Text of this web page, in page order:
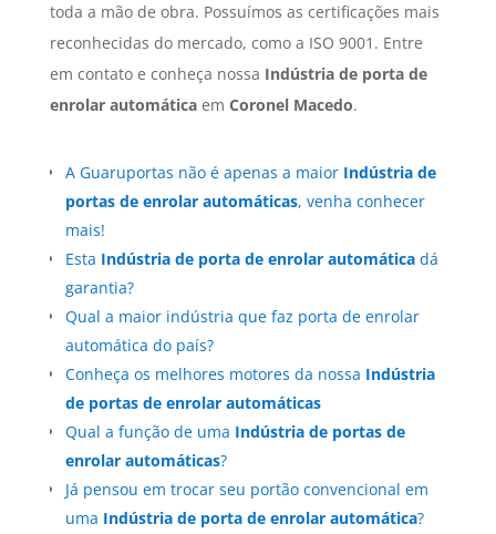
toda a mão de obra. Possuímos as certificações mais
reconhecidas do mercado, como a ISO 9001. Entre
em contato e conheça nossa Indústria de porta de
enrolar automáticaem Coronel Macedo.
A Guaruportas não é apenas a maior Indústria de
portas de enrolar automáticas, venha conhecer
mais!
Esta Indústria de porta de enrolar automáticadá
garantia?
Qual a maior indústria que faz porta de enrolar
automática do país?
Conheça os melhores motores da nossa Indústria
de portas de enrolar automáticas
Qual a função de uma Indústria de portas de
enrolar automáticas?
Já pensou em trocar seu portão convencional em
uma Indústria de porta de enrolar automática?